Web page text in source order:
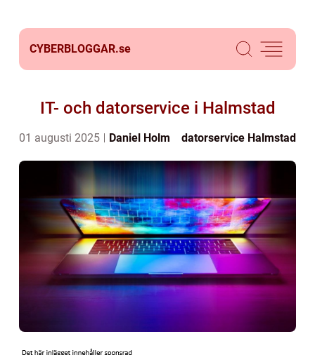
CYBERBLOGGAR.se
IT- och datorservice i Halmstad
01 augusti 2025 Daniel Holm datorservice Halmstad